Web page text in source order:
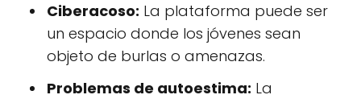
Ciberacoso: La plataforma puede ser
un espacio donde los jóvenes sean
objeto de burlas o amenazas.
Problemas de autoestima: La